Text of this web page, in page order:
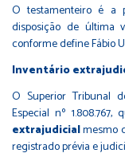
O testamenteiro é a
disposição de última
conforme define Fábio
Inventário
O Superior Tribunal
Especial nº 1.808.767,
extrajudicialmesmo
registrado prévia e